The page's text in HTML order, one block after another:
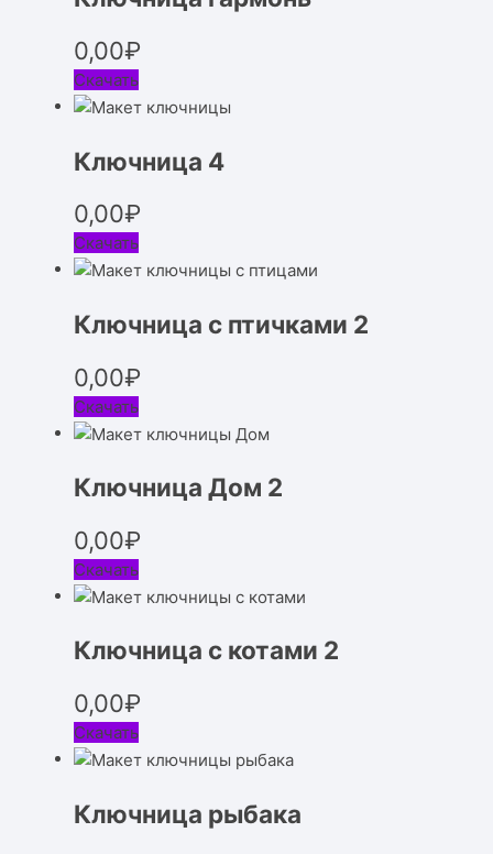
0,00₽
Скачать
Ключница 4
0,00₽
Скачать
Ключница с птичками 2
0,00₽
Скачать
Ключница Дом 2
0,00₽
Скачать
Ключница с котами 2
0,00₽
Скачать
Ключница рыбака